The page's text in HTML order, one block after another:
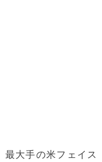
最大手の米フェイス